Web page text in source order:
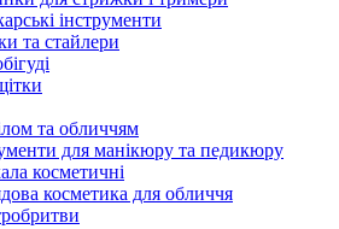
інструменти
та стайлери
та обличчям
для манікюру та педикюру
косметичні
косметика для обличчя